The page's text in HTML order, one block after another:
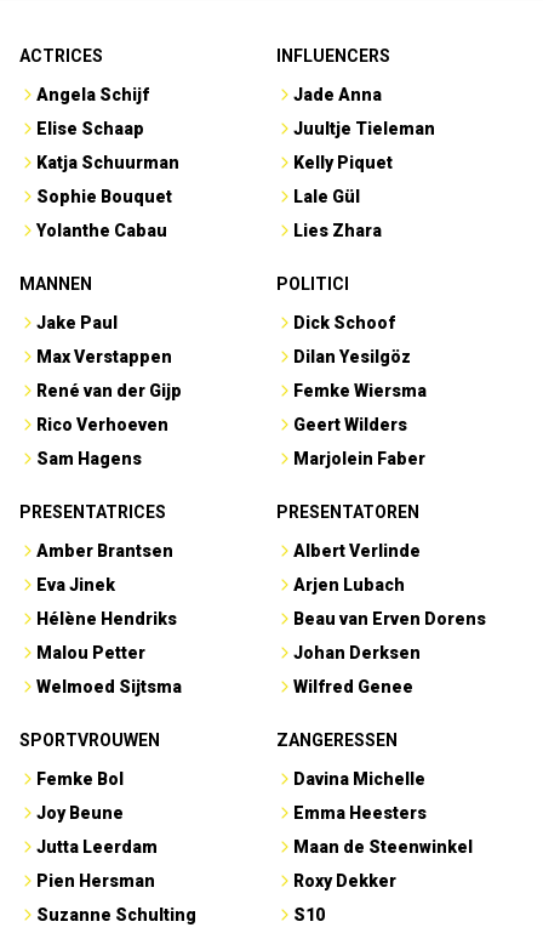
ACTRICES
Angela Schijf
Elise Schaap
Katja Schuurman
Sophie Bouquet
Yolanthe Cabau
INFLUENCERS
Jade Anna
Juultje Tieleman
Kelly Piquet
Lale Gül
Lies Zhara
MANNEN
Jake Paul
Max Verstappen
René van der Gijp
Rico Verhoeven
Sam Hagens
POLITICI
Dick Schoof
Dilan Yesilgöz
Femke Wiersma
Geert Wilders
Marjolein Faber
PRESENTATRICES
Amber Brantsen
Eva Jinek
Hélène Hendriks
Malou Petter
Welmoed Sijtsma
PRESENTATOREN
Albert Verlinde
Arjen Lubach
Beau van Erven Dorens
Johan Derksen
Wilfred Genee
SPORTVROUWEN
Femke Bol
Joy Beune
Jutta Leerdam
Pien Hersman
Suzanne Schulting
ZANGERESSEN
Davina Michelle
Emma Heesters
Maan de Steenwinkel
Roxy Dekker
S10